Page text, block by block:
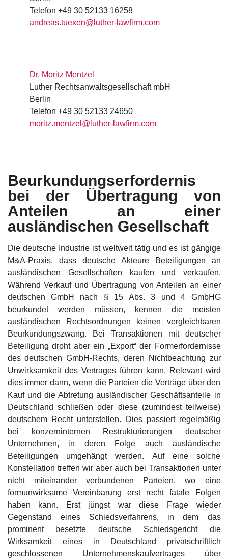
Telefon +49 30 52133 16258
andreas.tuexen@luther-lawfirm.com
Dr. Moritz Mentzel
Luther Rechtsanwaltsgesellschaft mbH
Berlin
Telefon +49 30 52133 24650
moritz.mentzel@luther-lawfirm.com
Beurkundungserfordernis
bei der Übertragung von
Anteilen an einer
ausländischen Gesellschaft
Die deutsche Industrie ist weltweit tätig und es ist gängige
M&A-Praxis, dass deutsche Akteure Beteiligungen an
ausländischen Gesellschaften kaufen und verkaufen.
Während Verkauf und Übertragung von Anteilen an einer
deutschen GmbH nach § 15 Abs. 3 und 4 GmbHG
beurkundet werden müssen, kennen die meisten
ausländischen Rechtsordnungen keinen vergleichbaren
Beurkundungszwang. Bei Transaktionen mit deutscher
Beteiligung droht aber ein „Export“ der Formerfordernisse
des deutschen GmbH-Rechts, deren Nichtbeachtung zur
Unwirksamkeit des Vertrages führen kann. Relevant wird
dies immer dann, wenn die Parteien die Verträge über den
Kauf und die Abtretung ausländischer Geschäftsanteile in
Deutschland schließen oder diese (zumindest teilweise)
deutschem Recht unterstellen. Dies passiert regelmäßig
bei konzerninternen Restrukturierungen deutscher
Unternehmen, in deren Folge auch ausländische
Beteiligungen umgehängt werden. Auf eine solche
Konstellation treffen wir aber auch bei Transaktionen unter
nicht miteinander verbundenen Parteien, wo eine
formunwirksame Vereinbarung erst recht fatale Folgen
haben kann. Erst jüngst war diese Frage wieder
Gegenstand eines Schiedsverfahrens, in dem das
prominent besetzte deutsche Schiedsgericht die
Wirksamkeit eines in Deutschland privatschriftlich
geschlossenen Unternehmenskaufvertrages über